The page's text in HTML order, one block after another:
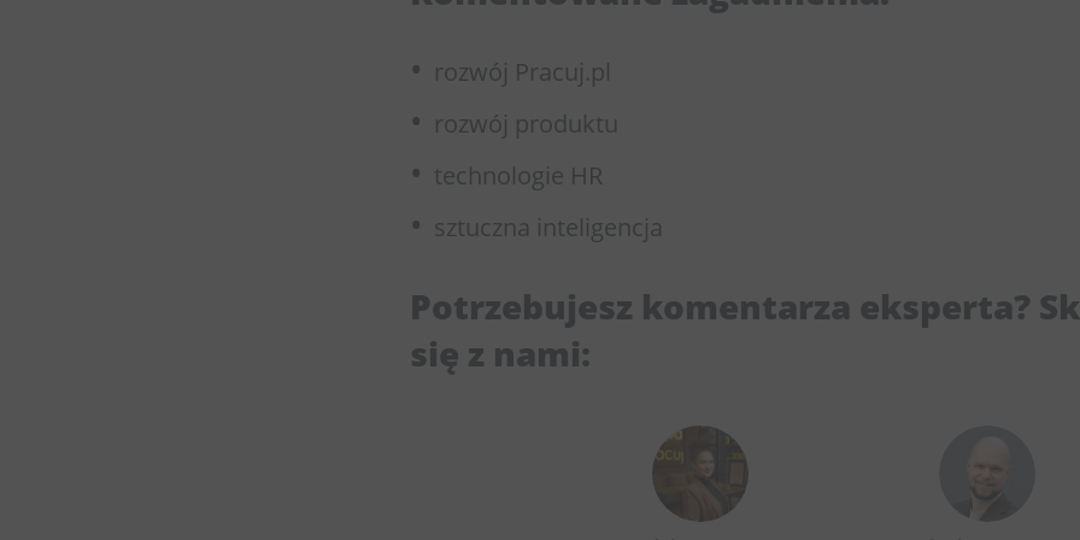
rozwój Pracuj.pl
rozwój produktu
technologie HR
sztuczna inteligencja
Potrzebujesz komentarza eksperta?
się z nami: